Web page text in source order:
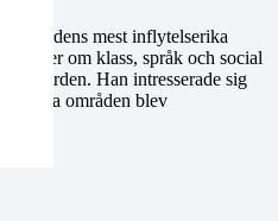
Nordens mest inflytelserika
studier om klass, språk och social
i Norden. Han intresserade sig
i vissa områden blev